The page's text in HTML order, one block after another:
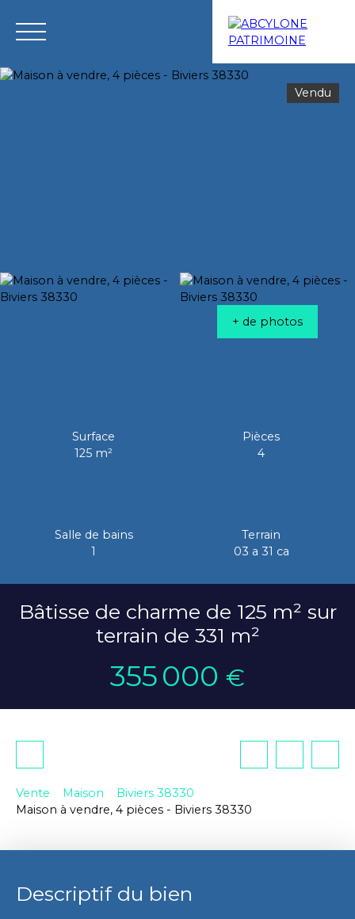
Vendu
+ de photos
Surface
125 m²
Pièces
4
Salle de bains
1
Terrain
03 a 31 ca
Bâtisse de charme de 125 m² sur
terrain de 331 m²
355 000 €
Vente Maison
Biviers 38330
Maison à vendre, 4 pièces - Biviers 38330
Descriptif du bien